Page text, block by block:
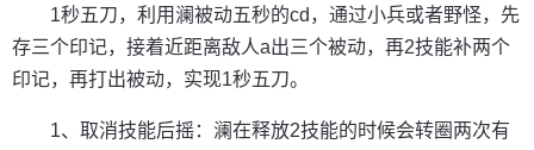
1秒五刀，利用澜被动五秒的cd，通过小兵或者野怪，先
存三个印记，接着近距离敌人a出三个被动，再2技能补两个
印记，再打出被动，实现1秒五刀。
1、取消技能后摇：澜在释放2技能的时候会转圈两次有